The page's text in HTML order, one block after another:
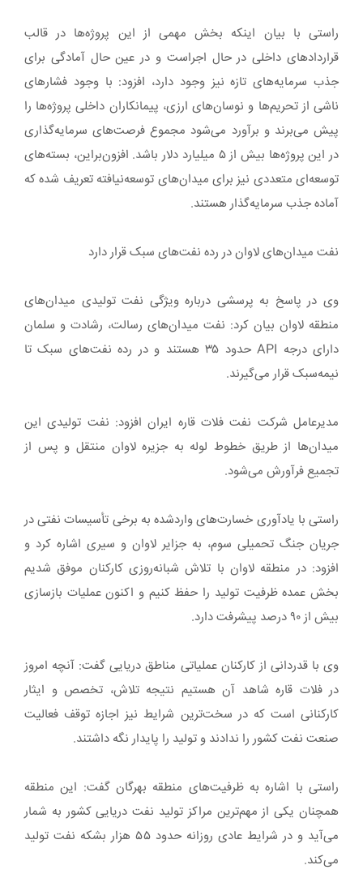
راستی با بیان اینکه بخش مهمی از این پروژه‌ها در قالب
قراردادهای داخلی در حال اجراست و در عین حال آمادگی برای
جذب سرمایه‌های تازه نیز وجود دارد، افزود: با وجود فشارهای
ناشی از تحریم‌ها و نوسان‌های ارزی، پیمانکاران داخلی پروژه‌ها را
پیش می‌برند و برآورد می‌شود مجموع فرصت‌های سرمایه‌گذاری
در این پروژه‌ها بیش از ۵ میلیارد دلار باشد. افزون‌براین، بسته‌های
توسعه‌ای متعددی نیز برای میدان‌های توسعه‌نیافته تعریف شده که
آماده جذب سرمایه‌گذار هستند.
نفت میدان‌های لاوان در رده نفت‌های سبک قرار دارد
وی در پاسخ به پرسشی درباره ویژگی نفت تولیدی میدان‌های
منطقه لاوان بیان کرد: نفت میدان‌های رسالت، رشادت و سلمان
دارای درجه API حدود ۳۵ هستند و در رده نفت‌های سبک تا
نیمه‌سبک قرار می‌گیرند.
مدیرعامل شرکت نفت فلات قاره ایران افزود: نفت تولیدی این
میدان‌ها از طریق خطوط لوله به جزیره لاوان منتقل و پس از
تجمیع فرآورش می‌شود.
راستی با یادآوری خسارت‌های واردشده به برخی تأسیسات نفتی در
جریان جنگ تحمیلی سوم، به جزایر لاوان و سیری اشاره کرد و
افزود: در منطقه لاوان با تلاش شبانه‌روزی کارکنان موفق شدیم
بخش عمده ظرفیت تولید را حفظ کنیم و اکنون عملیات بازسازی
بیش از ۹۰ درصد پیشرفت دارد.
وی با قدردانی از کارکنان عملیاتی مناطق دریایی گفت: آنچه امروز
در فلات قاره شاهد آن هستیم نتیجه تلاش، تخصص و ایثار
کارکنانی است که در سخت‌ترین شرایط نیز اجازه توقف فعالیت
صنعت نفت کشور را ندادند و تولید را پایدار نگه داشتند.
راستی با اشاره به ظرفیت‌های منطقه بهرگان گفت: این منطقه
همچنان یکی از مهم‌ترین مراکز تولید نفت دریایی کشور به شمار
می‌آید و در شرایط عادی روزانه حدود ۵۵ هزار بشکه نفت تولید
می‌کند.